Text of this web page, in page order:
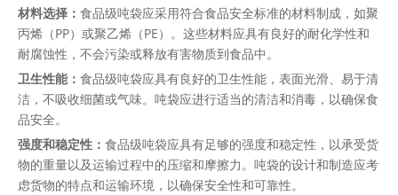
材料选择： 食品级吨袋应采用符合食品安全标准的材料制成，如聚
丙烯（PP）或聚乙烯（PE）。这些材料应具有良好的耐化学性和
耐腐蚀性，不会污染或释放有害物质到食品中。
卫生性能： 食品级吨袋应具有良好的卫生性能，表面光滑、易于清
洁，不吸收细菌或气味。吨袋应进行适当的清洁和消毒，以确保食
品安全。
强度和稳定性： 食品级吨袋应具有足够的强度和稳定性，以承受货
物的重量以及运输过程中的压缩和摩擦力。吨袋的设计和制造应考
虑货物的特点和运输环境，以确保安全性和可靠性。